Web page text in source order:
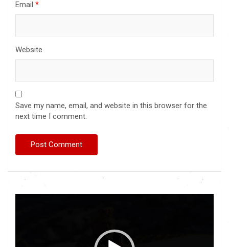
Email *
Website
Save my name, email, and website in this browser for the
next time I comment.